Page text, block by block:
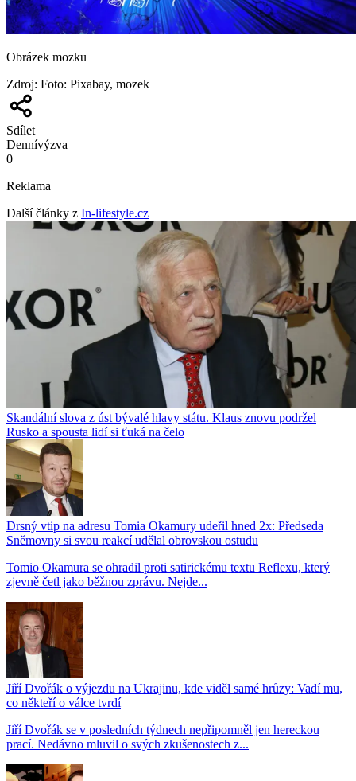
Obrázek mozku
Zdroj: Foto: Pixabay, mozek
Sdílet
Dennívýzva
0
Reklama
Další články z In-lifestyle.cz
Skandální slova z úst bývalé hlavy státu. Klaus znovu podržel
Rusko a spousta lidí si ťuká na čelo
Drsný vtip na adresu Tomia Okamury udeřil hned 2x: Předseda
Sněmovny si svou reakcí udělal obrovskou ostudu
Tomio Okamura se ohradil proti satirickému textu Reflexu, který
zjevně četl jako běžnou zprávu. Nejde...
Jiří Dvořák o výjezdu na Ukrajinu, kde viděl samé hrůzy: Vadí mu,
co někteří o válce tvrdí
Jiří Dvořák se v posledních týdnech nepřipomněl jen hereckou
prací. Nedávno mluvil o svých zkušenostech z...